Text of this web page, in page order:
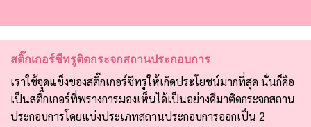
สติ๊กเกอร์ซีทรูติดกระจกสถานประกอบการ
เราใช้จุดแข็งของสติ๊กเกอร์ซีทรูให้เกิดประโยชน์มากที่สุด นั่นก็คือ
เป็นสติ๊กเกอร์ที่พรางการมองเห็นได้เป็นอย่างดีมาติดกระจกสถาน
ประกอบการโดยแบ่งประเภทสถานประกอบการออกเป็น 2